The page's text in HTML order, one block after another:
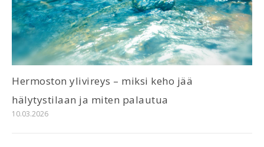
Hermoston ylivireys – miksi keho jää
hälytystilaan ja miten palautua
10.03.2026